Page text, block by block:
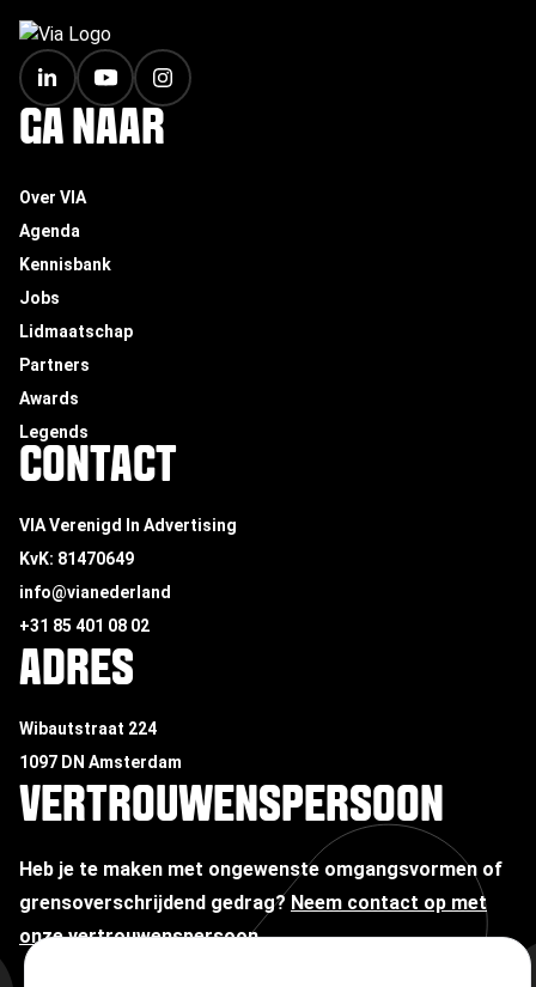
FOOTER
GA NAAR
Over VIA
Agenda
Kennisbank
Jobs
Lidmaatschap
Partners
Awards
Legends
CONTACT
VIA Verenigd In Advertising
KvK: 81470649
info@vianederland
+31 85 401 08 02
ADRES
Wibautstraat 224
1097 DN Amsterdam
VERTROUWENSPERSOON
Heb je te maken met ongewenste omgangsvormen of
grensoverschrijdend gedrag? Neem contact op met
onze vertrouwenspersoon